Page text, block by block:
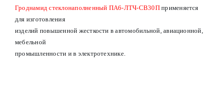
Гроднамид стеклонаполненный ПА6-ЛТЧ-СВ30Пприменяется
для изготовления
изделий повышенной жесткости в автомобильной, авиационной,
мебельной
промышленности и в электротехнике.